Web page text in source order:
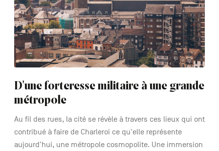
D'une forteresse militaire à une grande
métropole
Au fil des rues, la cité se révèle à travers ces lieux qui ont
contribué à faire de Charleroi ce qu'elle représente
aujourd'hui, une métropole cosmopolite. Une immersion